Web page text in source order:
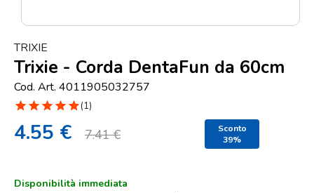
Punti
Blog
e
news
TRIXIE
Trixie - Corda DentaFun da 60cm
Cod. Art. 4011905032757
star star star star star(1)
4.55 € 7.41 €
Sconto
39%
Disponibilità immediata